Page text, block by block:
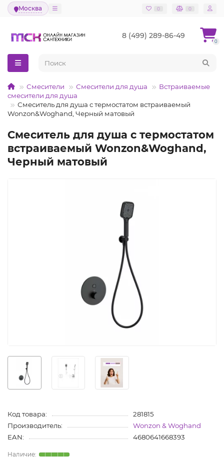
Москва 0 0
8 (499) 289-86-49
0
Смесители Смесители для душа
Встраиваемые
смесители для душа
Смеситель для душа с термостатом встраиваемый
Wonzon&Woghand, Черный матовый
Смеситель для душа с термостатом
встраиваемый Wonzon&Woghand,
Черный матовый
Код товара:
281815
Производитель:
Wonzon & Woghand
EAN:
4680641668393